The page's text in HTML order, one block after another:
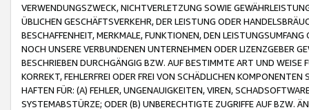
VERWENDUNGSZWECK, NICHTVERLETZUNG SOWIE
ÜBLICHEN GESCHÄFTSVERKEHR, DER LEISTUNG ODER
BESCHAFFENHEIT, MERKMALE, FUNKTIONEN, DEN
NOCH UNSERE VERBUNDENEN UNTERNEHMEN ODER LIZENZGEBER
BESCHRIEBEN DURCHGÄNGIG BZW. AUF BESTIMMTE ART UND
KORREKT, FEHLERFREI ODER FREI VON SCHÄDLICHEN
HAFTEN FÜR: (A) FEHLER, UNGENAUIGKEITEN, VIREN,
SYSTEMABSTÜRZE; ODER (B) UNBERECHTIGTE ZUGRIFFE AUF BZW.